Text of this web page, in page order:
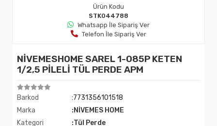
Ürün Kodu
STK044788
Whatsapp İle Sipariş Ver
Telefon İle Sipariş Ver
NİVEMESHOME SAREL 1-085P KETEN
1/2,5 PİLELİ TÜL PERDE APM
Barkod
:7731356101518
Marka
:NİVEMES HOME
Kategori
:Tül Perde